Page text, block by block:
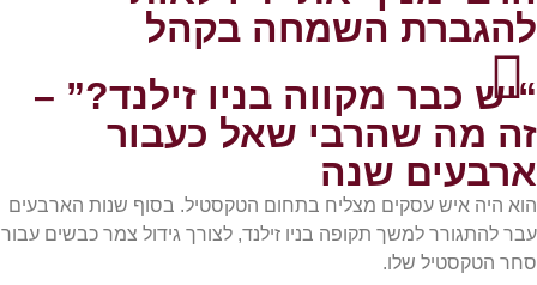
להגברת השמחה בקהל
“יש כבר מקווה בניו זילנד?” –
זה מה שהרבי שאל כעבור
ארבעים שנה
הוא היה איש עסקים מצליח בתחום הטקסטיל. בסוף שנות הארבעים
עבר להתגורר למשך תקופה בניו זילנד, לצורך גידול צמר כבשים עבור
סחר הטקסטיל שלו.